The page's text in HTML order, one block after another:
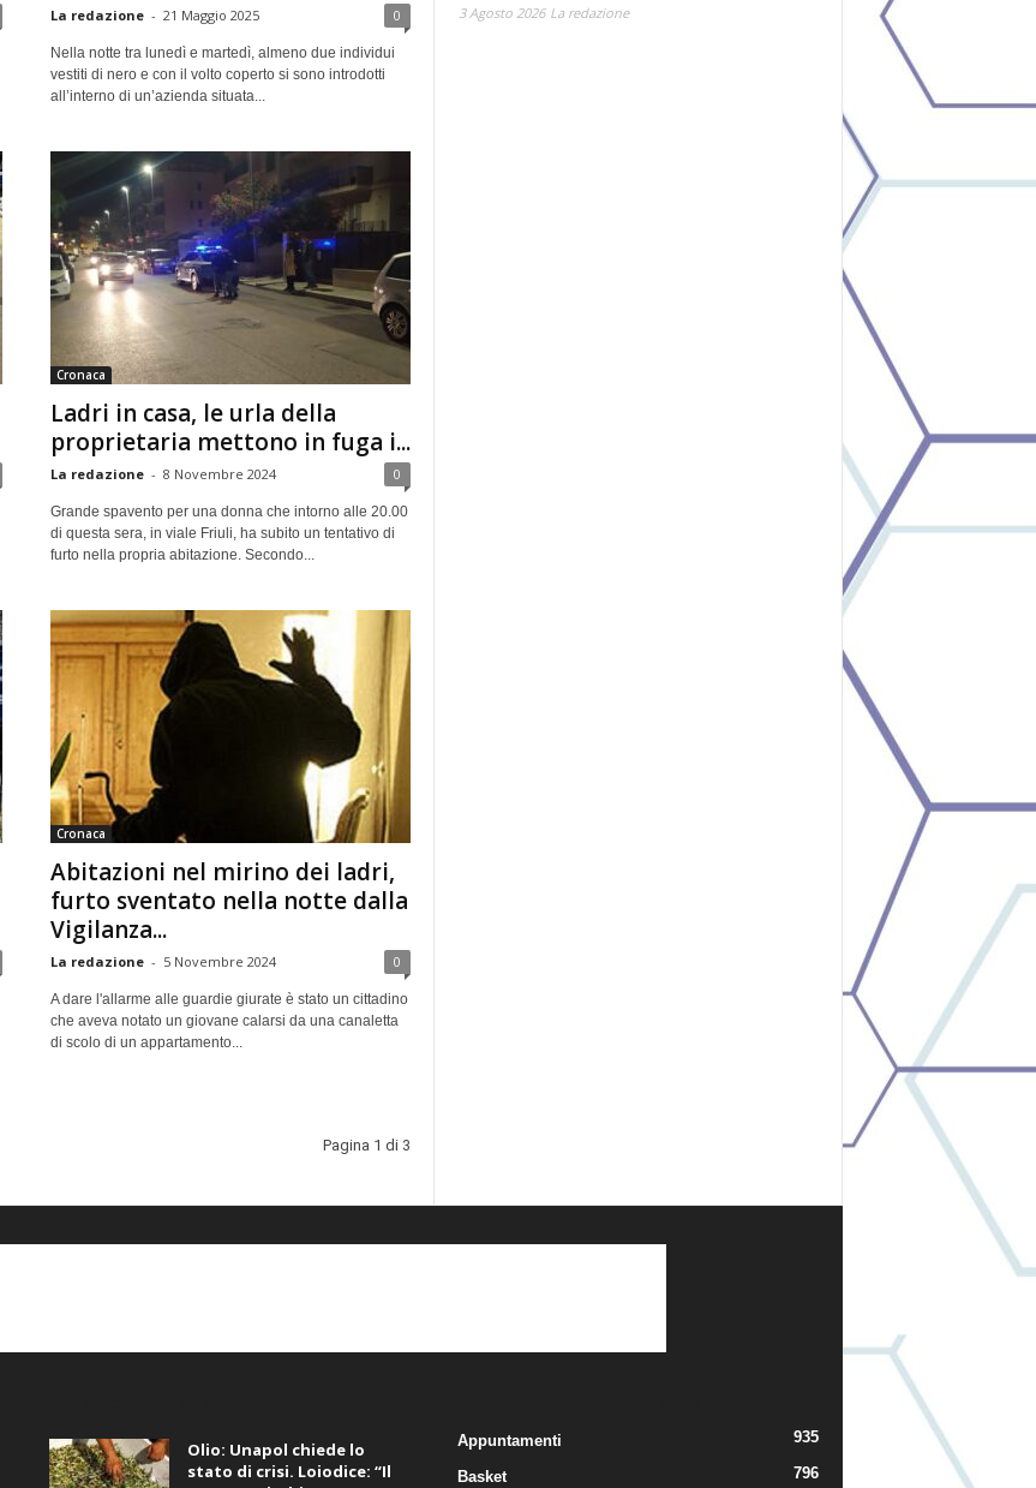
La redazione - 21 Maggio 2025 0
Nella notte tra lunedì e martedì, almeno due individui
vestiti di nero e con il volto coperto si sono introdotti
all’interno di un’azienda situata...
Cronaca
Ladri in casa, le urla della
proprietaria mettono in fuga i...
La redazione - 8 Novembre 2024 0
Grande spavento per una donna che intorno alle 20.00
di questa sera, in viale Friuli, ha subito un tentativo di
furto nella propria abitazione. Secondo...
Cronaca
Abitazioni nel mirino dei ladri,
furto sventato nella notte dalla
Vigilanza...
La redazione - 5 Novembre 2024 0
A dare l'allarme alle guardie giurate è stato un cittadino
che aveva notato un giovane calarsi da una canaletta
di scolo di un appartamento...
Pagina 1 di 3
3 Agosto 2026 La redazione
Olio: Unapol chiede lo
stato di crisi. Loiodice: “Il
Appuntamenti 935
Basket 796